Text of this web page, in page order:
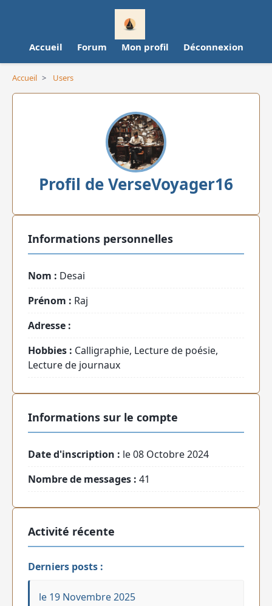
Accueil Forum Mon profil Déconnexion
Accueil > Users
Profil de VerseVoyager16
Informations personnelles
Nom : Desai
Prénom : Raj
Adresse :
Hobbies : Calligraphie, Lecture de poésie,
Lecture de journaux
Informations sur le compte
Date d'inscription : le 08 Octobre 2024
Nombre de messages : 41
Activité récente
Derniers posts :
le 19 Novembre 2025